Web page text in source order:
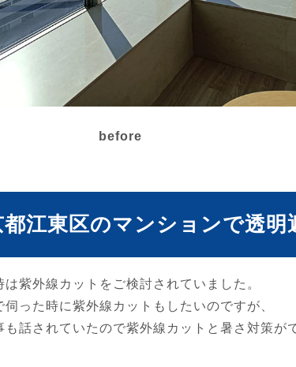
before
都江東区のマンションで透
は紫外線カットをご検討されていました。
伺った時に紫外線カットもしたいのですが、
も話されていたので紫外線カットと暑さ対策が